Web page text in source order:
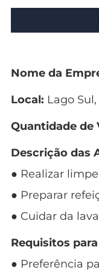
Nome da
Local: Lago
Quantidade de
Descrição das
● Realizar
● Preparar
● Cuidar da
Requisitos
● Preferência